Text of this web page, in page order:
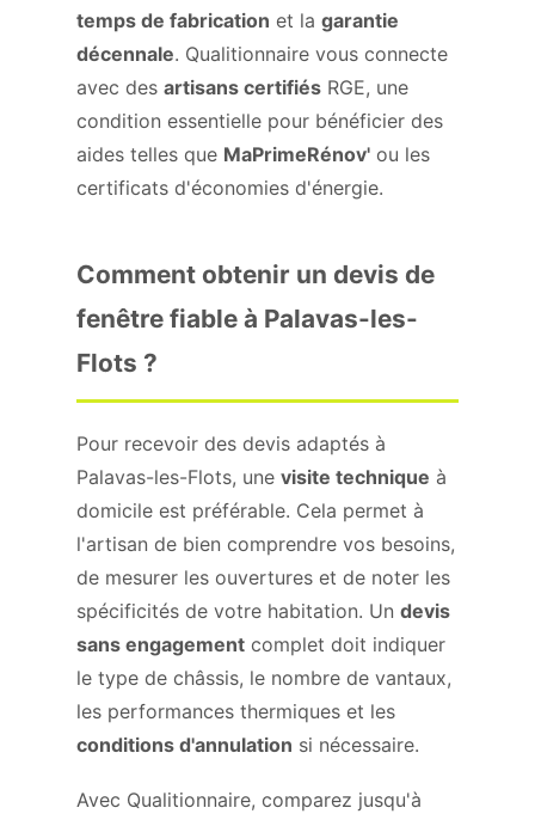
temps de fabrication et la garantie
décennale. Qualitionnaire vous connecte
avec des artisans certifiés RGE, une
condition essentielle pour bénéficier des
aides telles que MaPrimeRénov' ou les
certificats d'économies d'énergie.
Comment obtenir un devis de
fenêtre fiable à Palavas-les-
Flots ?
Pour recevoir des devis adaptés à
Palavas-les-Flots, une visite technique à
domicile est préférable. Cela permet à
l'artisan de bien comprendre vos besoins,
de mesurer les ouvertures et de noter les
spécificités de votre habitation. Un devis
sans engagement complet doit indiquer
le type de châssis, le nombre de vantaux,
les performances thermiques et les
conditions d'annulation si nécessaire.
Avec Qualitionnaire, comparez jusqu'à